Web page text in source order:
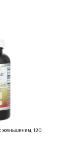
женьшенем, 120